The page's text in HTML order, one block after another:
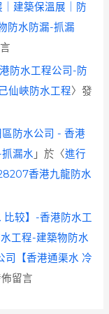
建築保溫展｜防
防水防漏-抓漏
防水工程公司-防
仙峽防水工程〉發
防水公司 - 香港
漏水 」於〈進行
香港九龍防水
比较】-香港防水工
工程-建築物防水
司【香港通渠水 冷
留言